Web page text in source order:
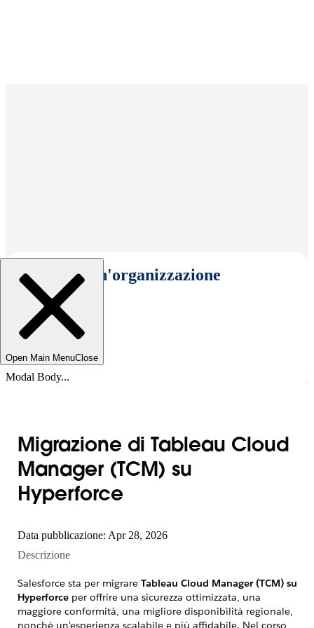
Seleziona un'organizzazione
Open Main MenuClose
Modal Body...
Migrazione di Tableau Cloud
Manager (TCM) su
Hyperforce
Data pubblicazione: Apr 28, 2026
Descrizione
Salesforce sta per migrare Tableau Cloud Manager (TCM) su
Hyperforce per offrire una sicurezza ottimizzata, una
maggiore conformità, una migliore disponibilità regionale,
nonché un'esperienza scalabile e più affidabile. Nel corso